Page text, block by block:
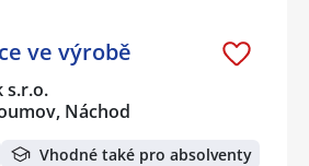
ve výrobě
s.r.o.
Náchod
Vhodné také pro absolventy